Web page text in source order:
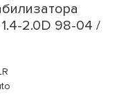
2.0D 98-04 /